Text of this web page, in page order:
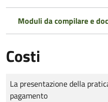
Moduli da compilare e
Costi
Tipo di pagamento
Importo
La presentazione della
pagamento